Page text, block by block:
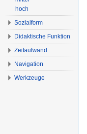
hoch
Sozialform
Didaktische Funktion
Zeitaufwand
Navigation
Werkzeuge